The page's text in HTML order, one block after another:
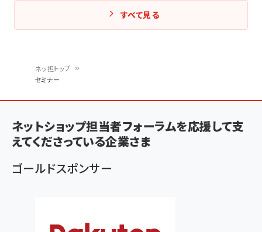
く
ず
ネッ担トップ
セミナー
すべて見る
ネットショップ担当者フォーラムを応援して支
えてくださっている企業さま
ゴールドスポンサー